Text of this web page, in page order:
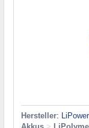
Hersteller: LiPower